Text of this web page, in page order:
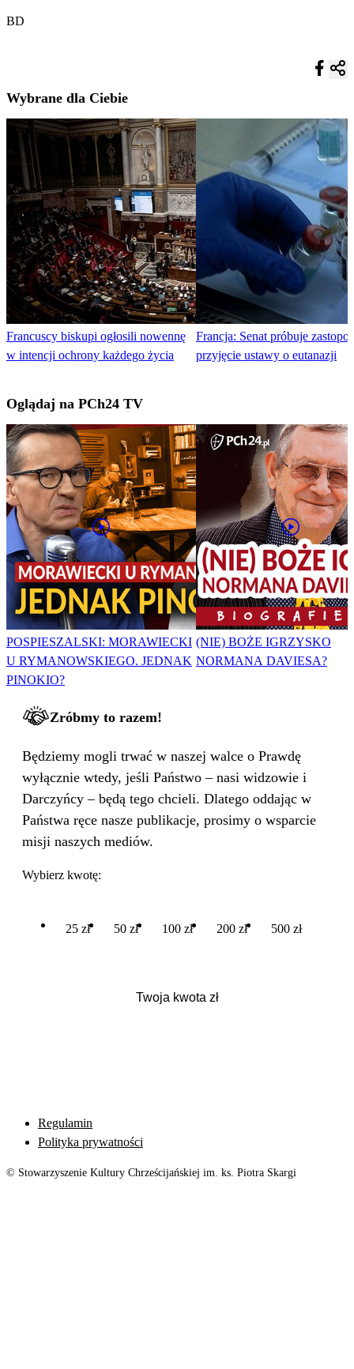
BD
Wybrane dla Ciebie
Francuscy biskupi ogłosili nowennę
w intencji ochrony każdego życia
Francja: Senat próbuje
przyjęcie ustawy o eutanazji
Oglądaj na PCh24 TV
POSPIESZALSKI: MORAWIECKI
U RYMANOWSKIEGO. JEDNAK
PINOKIO?
(NIE) BOŻE IGRZYSKO
NORMANA DAVIESA?
Zróbmy to razem!
Będziemy mogli trwać w naszej walce o Prawdę
wyłącznie wtedy, jeśli Państwo – nasi widzowie i
Darczyńcy – będą tego chcieli. Dlatego oddając w
Państwa ręce nasze publikacje, prosimy o wsparcie
misji naszych mediów.
Wybierz kwotę:
25 zł 50 zł 100 zł 200 zł 500 zł
Regulamin
Polityka prywatności
© Stowarzyszenie Kultury Chrześcijańskiej im. ks. Piotra Skargi